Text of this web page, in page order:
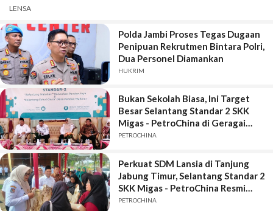
LENSA
Polda Jambi Proses Tegas Dugaan
Penipuan Rekrutmen Bintara Polri,
Dua Personel Diamankan
HUKRIM
Bukan Sekolah Biasa, Ini Target
Besar Selantang Standar 2 SKK
Migas - PetroChina di Geragai
Tanjung Jabung Timur
PETROCHINA
Perkuat SDM Lansia di Tanjung
Jabung Timur, Selantang Standar 2
SKK Migas - PetroChina Resmi
Bergulir di Geragai
PETROCHINA